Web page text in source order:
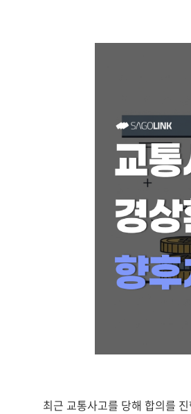
최근 교통사고를 당해 합의를